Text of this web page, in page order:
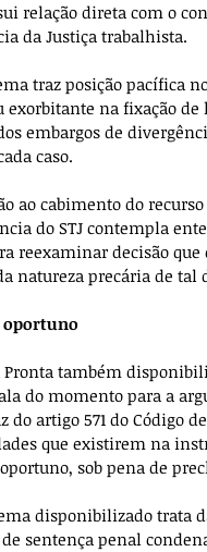
relação direta com o
da Justiça trabalhista.
traz posição pacífica
exorbitante na fixação
embargos de
caso.
ao cabimento do
do STJ contempla
reexaminar decisão
natureza precária de tal
Pronta também
do momento para a
do artigo 571 do Código
que existirem na
sob pena de
disponibilizado trata
de sentença penal